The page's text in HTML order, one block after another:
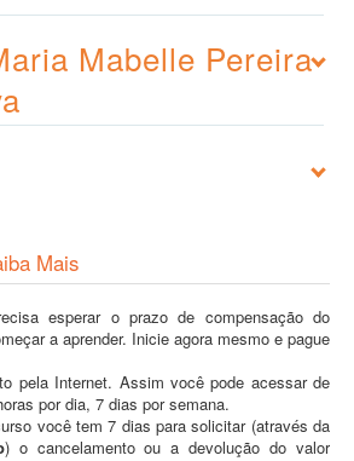
Mabelle Pereira
Mais
esperar o prazo de compensação do
a aprender. Inicie agora mesmo e pague
pela Internet. Assim você pode acessar de
por dia, 7 dias por semana.
você tem 7 dias para solicitar (através da
) o cancelamento ou a devolução do valor